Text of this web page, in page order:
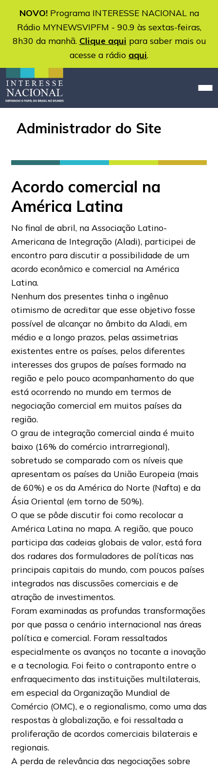
NOVO!Programa INTERESSE NACIONAL na
Rádio MYNEWSVIPFM - 90.9 às sextas-feiras,
8h30 da manhã. Clique aqui para saber mais ou
acesse a rádio aqui.
Administrador do Site
Acordo comercial na
América Latina
No final de abril, na Associação Latino-
Americana de Integração (Aladi), participei de
encontro para discutir a possibilidade de um
acordo econômico e comercial na América
Latina.
Nenhum dos presentes tinha o ingênuo
otimismo de acreditar que esse objetivo fosse
possível de alcançar no âmbito da Aladi, em
médio e a longo prazos, pelas assimetrias
existentes entre os países, pelos diferentes
interesses dos grupos de países formado na
região e pelo pouco acompanhamento do que
está ocorrendo no mundo em termos de
negociação comercial em muitos países da
região.
O grau de integração comercial ainda é muito
baixo (16% do comércio intrarregional),
sobretudo se comparado com os níveis que
apresentam os países da União Europeia (mais
de 60%) e os da América do Norte (Nafta) e da
Ásia Oriental (em torno de 50%).
O que se pôde discutir foi como recolocar a
América Latina no mapa. A região, que pouco
participa das cadeias globais de valor, está fora
dos radares dos formuladores de políticas nas
principais capitais do mundo, com poucos países
integrados nas discussões comerciais e de
atração de investimentos.
Foram examinadas as profundas transformações
por que passa o cenário internacional nas áreas
política e comercial. Foram ressaltados
especialmente os avanços no tocante a inovação
e a tecnologia. Foi feito o contraponto entre o
enfraquecimento das instituições multilaterais,
em especial da Organização Mundial de
Comércio (OMC), e o regionalismo, como uma das
respostas à globalização, e foi ressaltada a
proliferação de acordos comerciais bilaterais e
regionais.
A perda de relevância das negociações sobre